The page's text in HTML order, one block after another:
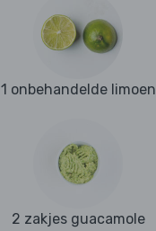
1 onbehandelde limoen
2 zakjes guacamole